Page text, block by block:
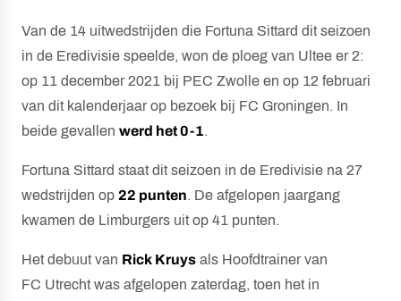
Van de 14 uitwedstrijden die Fortuna Sittard dit seizoen
in de Eredivisie speelde, won de ploeg van Ultee er 2:
op 11 december 2021 bij PEC Zwolle en op 12 februari
van dit kalenderjaar op bezoek bij FC Groningen. In
beide gevallen werd het 0-1.
Fortuna Sittard staat dit seizoen in de Eredivisie na 27
wedstrijden op 22 punten. De afgelopen jaargang
kwamen de Limburgers uit op 41 punten.
Het debuut van Rick Kruys als Hoofdtrainer van
FC Utrecht was afgelopen zaterdag, toen het in